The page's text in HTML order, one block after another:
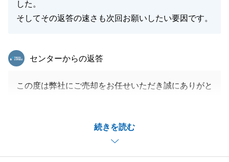
した。
そしてその返答の速さも次回お願いしたい要因です。
続きを読む
東急リバブル
センターからの返答
この度は弊社にご売却をお任せいただき誠にありがと
心してお取引することができました。
今後不動産に関するお困り事がございましたら、いつ
でもお気軽にお申し付けいただければ幸いです。